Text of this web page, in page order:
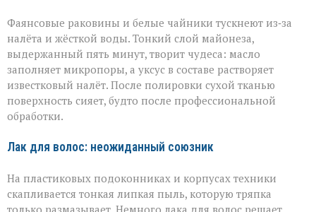
Фаянсовые раковины и белые чайники тускнеют из‑за
налёта и жёсткой воды. Тонкий слой майонеза,
выдержанный пять минут, творит чудеса: масло
заполняет микропоры, а уксус в составе растворяет
известковый налёт. После полировки сухой тканью
поверхность сияет, будто после профессиональной
обработки.
Лак для волос: неожиданный союзник
На пластиковых подоконниках и корпусах техники
скапливается тонкая липкая пыль, которую тряпка